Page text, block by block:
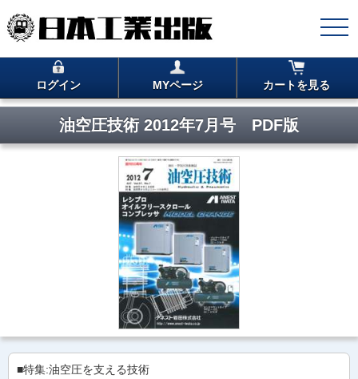
ログイン MYページ カートを見る
油空圧技術 2012年7月号 PDF版
■特集:油空圧を支える技術